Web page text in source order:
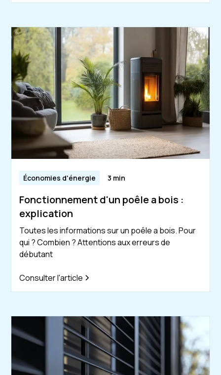
Économies d'énergie 3 min
Fonctionnement d'un poêle a bois :
explication
Toutes les informations sur un poêle a bois. Pour
qui ? Combien ? Attentions aux erreurs de
débutant
Consulter l'article